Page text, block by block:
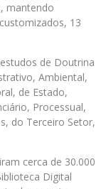
mantendo
13
de Doutrina
Ambiental,
de Estado,
Processual,
do Terceiro Setor,
cerca de 30.000
Digital